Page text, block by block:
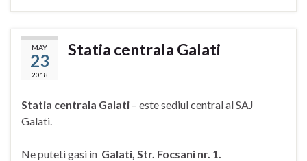
MAY
23
2018
Statia centrala Galati
Statia centrala Galati – este sediul central al SAJ
Galati.
Ne puteti gasi in Galati, Str. Focsani nr. 1.